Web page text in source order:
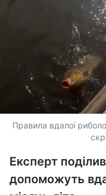
Правила вдалої
Експерт
допоможуть